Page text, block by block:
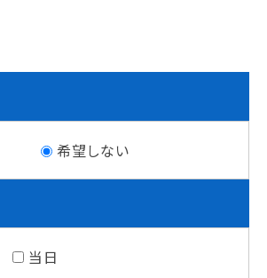
希望しない
当日